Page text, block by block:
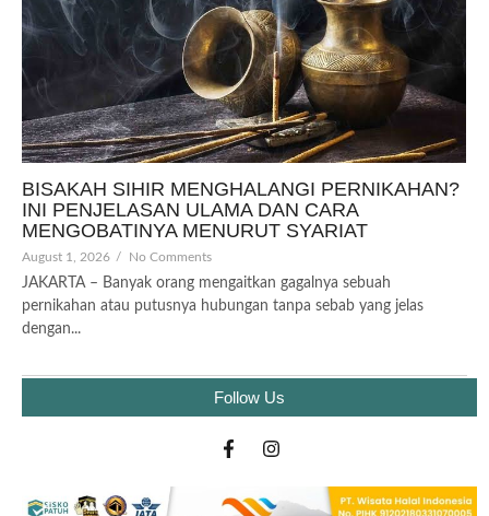
BISAKAH SIHIR MENGHALANGI PERNIKAHAN?
INI PENJELASAN ULAMA DAN CARA
MENGOBATINYA MENURUT SYARIAT
August 1, 2026 / No Comments
JAKARTA – Banyak orang mengaitkan gagalnya sebuah
pernikahan atau putusnya hubungan tanpa sebab yang jelas
dengan...
Follow Us